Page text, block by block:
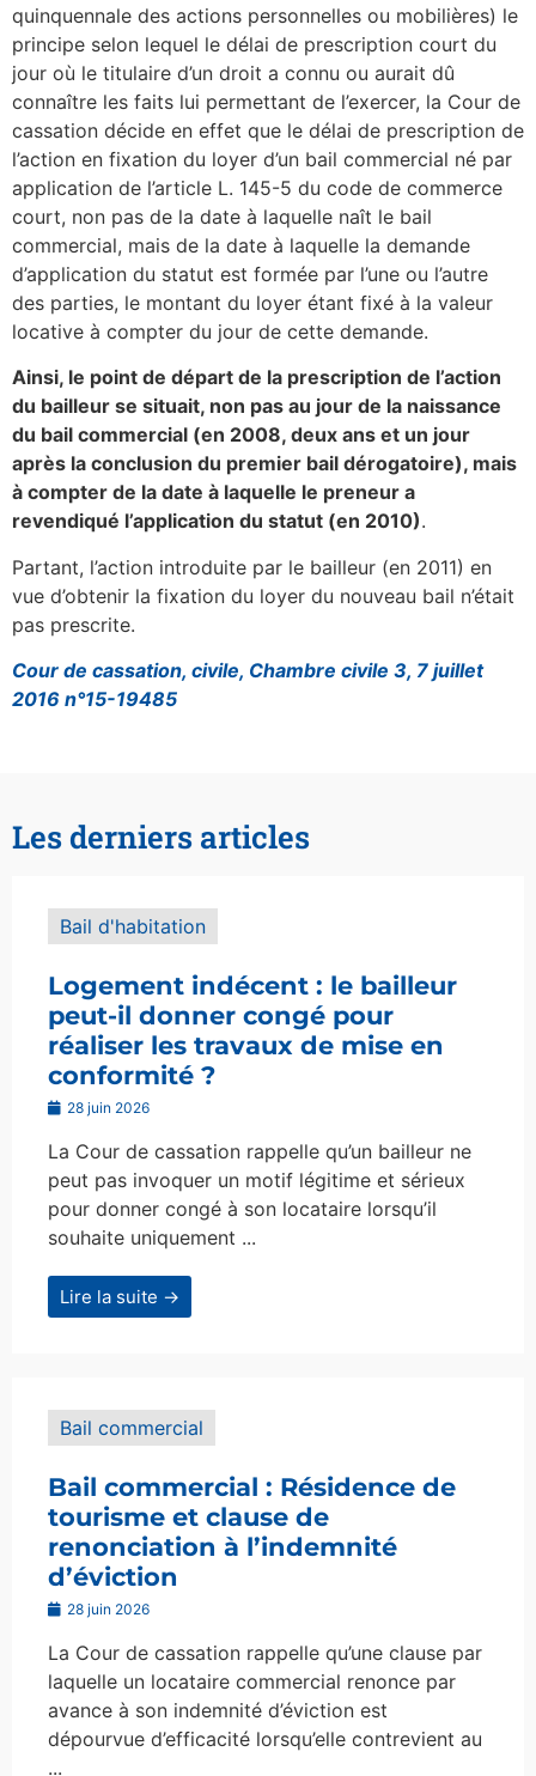
quinquennale des actions personnelles ou mobilières) le
principe selon lequel le délai de prescription court du
jour où le titulaire d’un droit a connu ou aurait dû
connaître les faits lui permettant de l’exercer, la Cour de
cassation décide en effet que le délai de prescription de
l’action en fixation du loyer d’un bail commercial né par
application de l’article L. 145-5 du code de commerce
court, non pas de la date à laquelle naît le bail
commercial, mais de la date à laquelle la demande
d’application du statut est formée par l’une ou l’autre
des parties, le montant du loyer étant fixé à la valeur
locative à compter du jour de cette demande.
Ainsi, le point de départ de la prescription de l’action
du bailleur se situait, non pas au jour de la naissance
du bail commercial (en 2008, deux ans et un jour
après la conclusion du premier bail dérogatoire), mais
à compter de la date à laquelle le preneur a
revendiqué l’application du statut (en 2010).
Partant, l’action introduite par le bailleur (en 2011) en
vue d’obtenir la fixation du loyer du nouveau bail n’était
pas prescrite.
Cour de cassation, civile, Chambre civile 3, 7 juillet
2016 n°15-19485
Les derniers articles
Bail d'habitation
Logement indécent : le bailleur
peut-il donner congé pour
réaliser les travaux de mise en
conformité ?
28 juin 2026
La Cour de cassation rappelle qu’un bailleur ne
peut pas invoquer un motif légitime et sérieux
pour donner congé à son locataire lorsqu’il
souhaite uniquement ...
Lire la suite →
Bail commercial
Bail commercial : Résidence de
tourisme et clause de
renonciation à l’indemnité
d’éviction
28 juin 2026
La Cour de cassation rappelle qu’une clause par
laquelle un locataire commercial renonce par
avance à son indemnité d’éviction est
dépourvue d’efficacité lorsqu’elle contrevient au
...